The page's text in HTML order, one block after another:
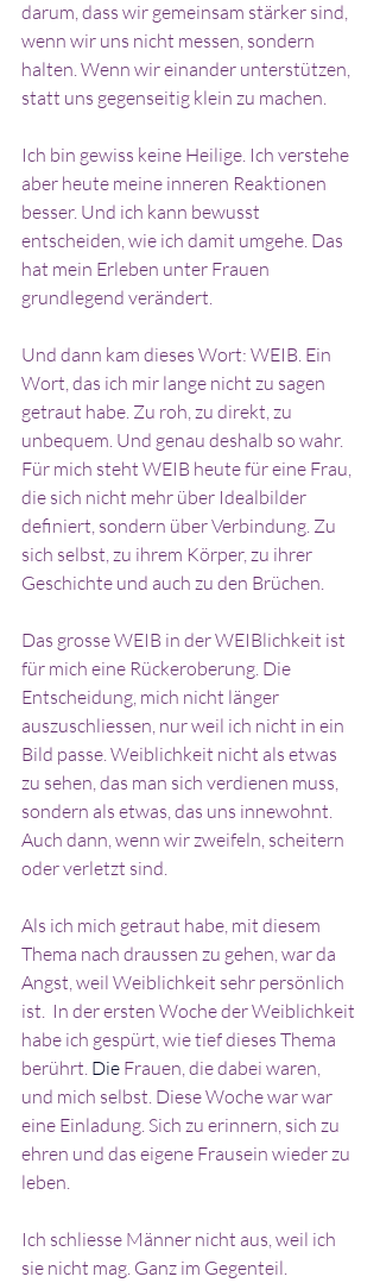
darum, dass wir gemeinsam stärker sind,
wenn wir uns nicht messen, sondern
halten. Wenn wir einander unterstützen,
statt uns gegenseitig klein zu machen.
Ich bin gewiss keine Heilige. Ich verstehe
aber heute meine inneren Reaktionen
besser. Und ich kann bewusst
entscheiden, wie ich damit umgehe. Das
hat mein Erleben unter Frauen
grundlegend verändert.
Und dann kam dieses Wort: WEIB. Ein
Wort, das ich mir lange nicht zu sagen
getraut habe. Zu roh, zu direkt, zu
unbequem. Und genau deshalb so wahr.
Für mich steht WEIB heute für eine Frau,
die sich nicht mehr über Idealbilder
definiert, sondern über Verbindung. Zu
sich selbst, zu ihrem Körper, zu ihrer
Geschichte und auch zu den Brüchen.
Das grosse WEIB in der WEIBlichkeit ist
für mich eine Rückeroberung. Die
Entscheidung, mich nicht länger
auszuschliessen, nur weil ich nicht in ein
Bild passe. Weiblichkeit nicht als etwas
zu sehen, das man sich verdienen muss,
sondern als etwas, das uns innewohnt.
Auch dann, wenn wir zweifeln, scheitern
oder verletzt sind.
Als ich mich getraut habe, mit diesem
Thema nach draussen zu gehen, war da
Angst, weil Weiblichkeit sehr persönlich
ist.  In der ersten Woche der Weiblichkeit
habe ich gespürt, wie tief dieses Thema
berührt. Die Frauen, die dabei waren,
und mich selbst. Diese Woche war war
eine Einladung. Sich zu erinnern, sich zu
ehren und das eigene Frausein wieder zu
leben.
Ich schliesse Männer nicht aus, weil ich
sie nicht mag. Ganz im Gegenteil.